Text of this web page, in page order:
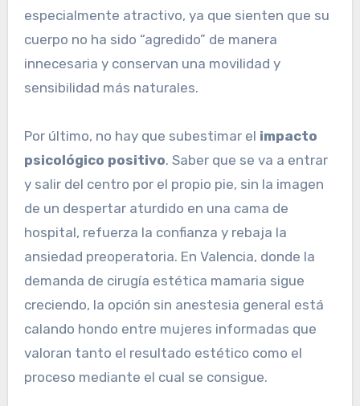
especialmente atractivo, ya que sienten que su
cuerpo no ha sido “agredido” de manera
innecesaria y conservan una movilidad y
sensibilidad más naturales.
Por último, no hay que subestimar el impacto
psicológico positivo. Saber que se va a entrar
y salir del centro por el propio pie, sin la imagen
de un despertar aturdido en una cama de
hospital, refuerza la confianza y rebaja la
ansiedad preoperatoria. En Valencia, donde la
demanda de cirugía estética mamaria sigue
creciendo, la opción sin anestesia general está
calando hondo entre mujeres informadas que
valoran tanto el resultado estético como el
proceso mediante el cual se consigue.